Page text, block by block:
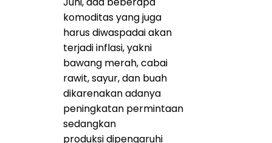
komoditas yang juga
harus diwaspadai akan
terjadi inflasi, yakni
bawang merah, cabai
rawit, sayur, dan buah
dikarenakan adanya
peningkatan permintaan
sedangkan
produksi dipengaruhi